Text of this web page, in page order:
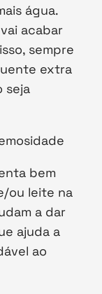
água.
acabar
sempre
extra
seja
bem
ou leite na
a dar
ajuda a
ao